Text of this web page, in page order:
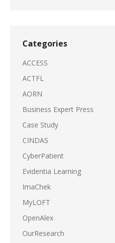
Categories
ACCESS
ACTFL
AORN
Business Expert Press
Case Study
CINDAS
CyberPatient
Evidentia Learning
ImaChek
MyLOFT
OpenAlex
OurResearch